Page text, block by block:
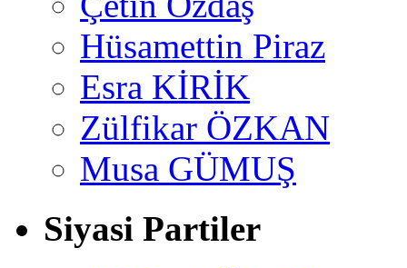
Hüsamettin Piraz
Esra KİRİK
Zülfikar ÖZKAN
Musa GÜMUŞ
Siyasi Partiler